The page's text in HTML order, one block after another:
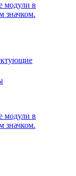
модули в
значком.
модули в
значком.